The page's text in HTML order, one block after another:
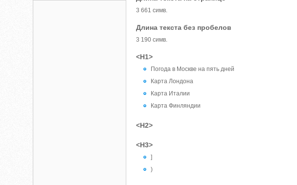
3 661 симв.
Длина текста без пробелов
3 190 симв.
<H1>
Погода в Москве на пять дней
Карта Лондона
Карта Италии
Карта Финляндии
<H2>
<H3>
]
)